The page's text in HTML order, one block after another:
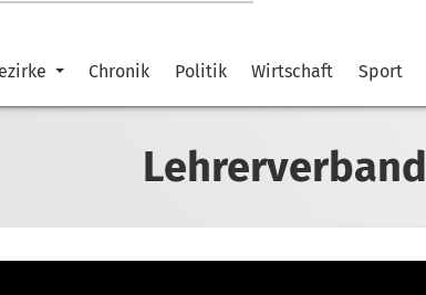
Chronik Politik Wirtschaft Sport
Lehrerverband